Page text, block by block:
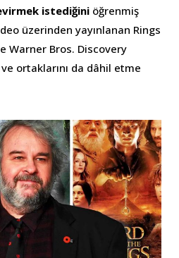
istediğini öğrenmiş
üzerinden yayınlanan Rings
Warner Bros. Discovery
ortaklarını da dâhil etme